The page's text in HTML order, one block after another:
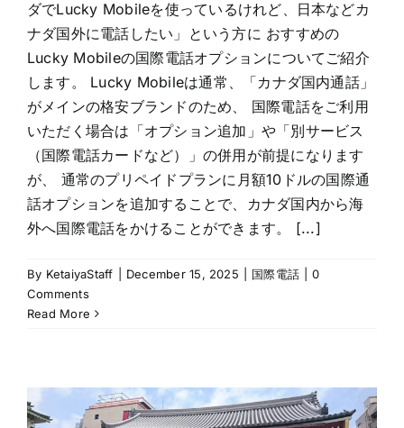
ダでLucky Mobileを使っているけれど、日本などカ
ナダ国外に電話したい」という方に おすすめの
Lucky Mobileの国際電話オプションについてご紹介
します。 Lucky Mobileは通常、「カナダ国内通話」
がメインの格安ブランドのため、 国際電話をご利用
いただく場合は「オプション追加」や「別サービス
（国際電話カードなど）」の併用が前提になります
が、 通常のプリペイドプランに月額10ドルの国際通
話オプションを追加することで、カナダ国内から海
外へ国際電話をかけることができます。 [...]
By KetaiyaStaff December 15, 2025 国際電話
0
Comments
Read More